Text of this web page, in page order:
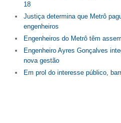
SEESPPREV
CONSÓRCIOS
COMUNICAÇÃO
18
Justiça determina que Metrô
engenheiros
Engenheiros do Metrô têm
Engenheiro Ayres Gonçalves
nova gestão
Em prol do interesse público,